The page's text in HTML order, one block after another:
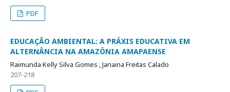
PDF
EDUCAÇÃO AMBIENTAL: A PRÁXIS EDUCATIVA EM
ALTERNÂNCIA NA AMAZÔNIA AMAPAENSE
Raimunda Kelly Silva Gomes , Janaina Freitas Calado
207-218